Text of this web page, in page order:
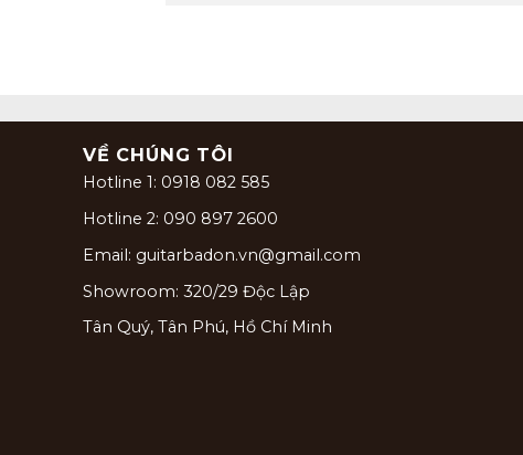
VỀ CHÚNG TÔI
Hotline 1: 0918 082 585
Hotline 2: 090 897 2600
Email: guitarbadon.vn@gmail.com
Showroom: 320/29 Độc Lập
Tân Quý, Tân Phú, Hồ Chí Minh